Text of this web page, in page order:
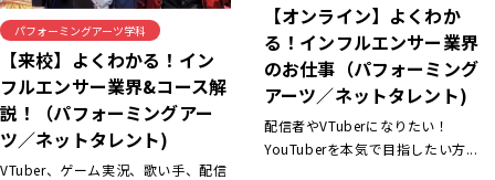
パフォーミングアーツ学科
【来校】よくわかる！イン
フルエンサー業界&コース解
説！（パフォーミングアー
ツ／ネットタレント)
VTuber、ゲーム実況、歌い手、配信
【オンライン】よくわか
る！インフルエンサー業界
のお仕事（パフォーミング
アーツ／ネットタレント)
配信者やVTuberになりたい！
YouTuberを本気で目指したい方...